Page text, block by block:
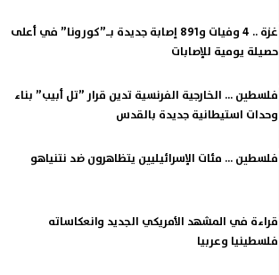
غزة .. 4 وفيات و891 إصابة جديدة بـ”كورونا” في أعلى
حصيلة يومية للإصابات
فلسطين ... الخارجية الفرنسية تدين قرار ”تل أبيب” بناء
وحدات استيطانية جديدة بالقدس
فلسطين ... مئات الإسرائيليين يتظاهرون ضد نتنياهو
قراءة في المشهد الأمريكي الجديد وانعكاساته
فلسطينيا وعربيا